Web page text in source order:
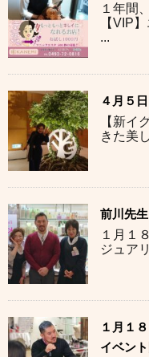
１年間
【VIP
...
４月５
【新イ
きた美
前川先
１月１
ジュア
１月１
イベン